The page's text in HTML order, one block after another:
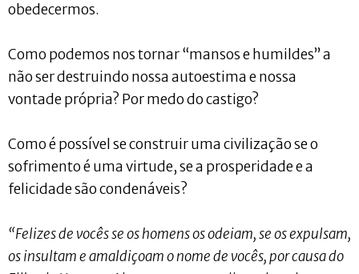
obedecermos.
Como podemos nos tornar “mansos e humildes” a
não ser destruindo nossa autoestima e nossa
vontade própria? Por medo do castigo?
Como é possível se construir uma civilização se o
sofrimento é uma virtude, se a prosperidade e a
felicidade são condenáveis?
“Felizes de vocês se os homens os odeiam, se os expulsam,
os insultam e amaldiçoam o nome de vocês, por causa do